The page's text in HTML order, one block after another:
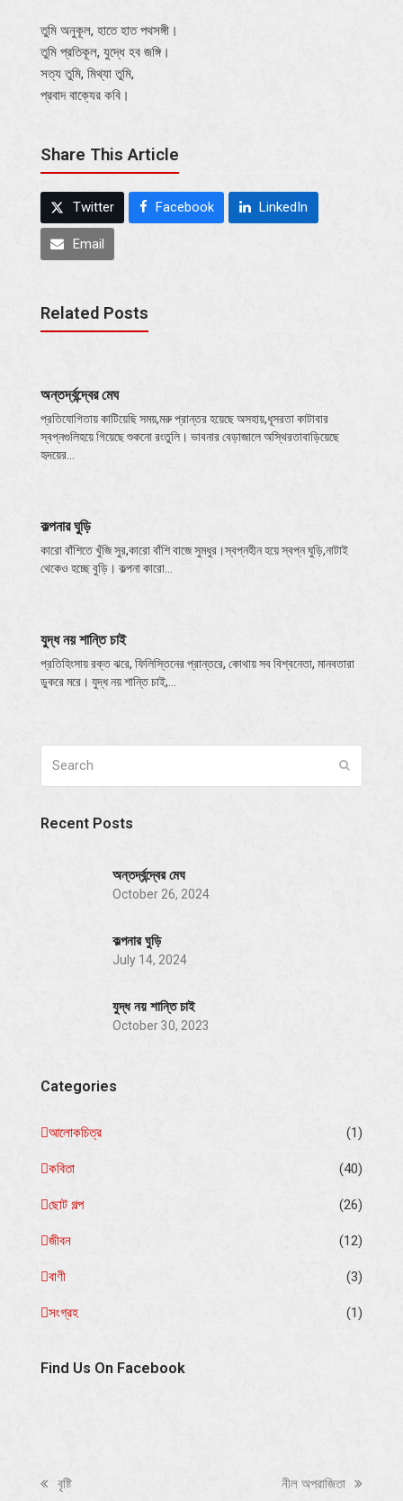
তুমি অনুকূল, হাতে হাত পথসঙ্গী।
তুমি প্রতিকূল, যুদ্ধে হব জঙ্গি।
সত্য তুমি, মিথ্যা তুমি,
প্রবাদ বাক্যের কবি।
Share This Article
Twitter Facebook LinkedIn
Email
Related Posts
অন্তর্দ্বন্দ্বের মেঘ
প্রতিযোগিতায় কাটিয়েছি সময়,মরু প্রান্তর হয়েছে অসহায়,ধূসরতা কাটাবার
স্বপ্নগুলিহয়ে গিয়েছে শুকনো রংতুলি। ভাবনার বেড়াজালে অস্থিরতাবাড়িয়েছে
হৃদয়ের…
কল্পনার ঘুড়ি
কারো বাঁশিতে খুঁজি সুর,কারো বাঁশি বাজে সুমধুর।স্বপ্নহীন হয়ে স্বপ্ন ঘুড়ি,নাটাই
থেকেও হচ্ছে বুড়ি। কল্পনা কারো…
যুদ্ধ নয় শান্তি চাই
প্রতিহিংসায় রক্ত ঝরে, ফিলিস্তিনের প্রান্তরে, কোথায় সব বিশ্বনেতা, মানবতারা
ডুকরে মরে। যুদ্ধ নয় শান্তি চাই,…
Recent Posts
অন্তর্দ্বন্দ্বের মেঘ
October 26, 2024
কল্পনার ঘুড়ি
July 14, 2024
যুদ্ধ নয় শান্তি চাই
October 30, 2023
Categories
আলোকচিত্র (1)
কবিতা (40)
ছোট গল্প (26)
জীবন (12)
বাণী (3)
সংগ্রহ (1)
Find Us On Facebook
previous
বৃষ্টি
next
নীল অপরাজিতা